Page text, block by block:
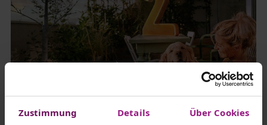
Zustimmung Details Über Cookies
AleksandarNakic/iStockphoto.com